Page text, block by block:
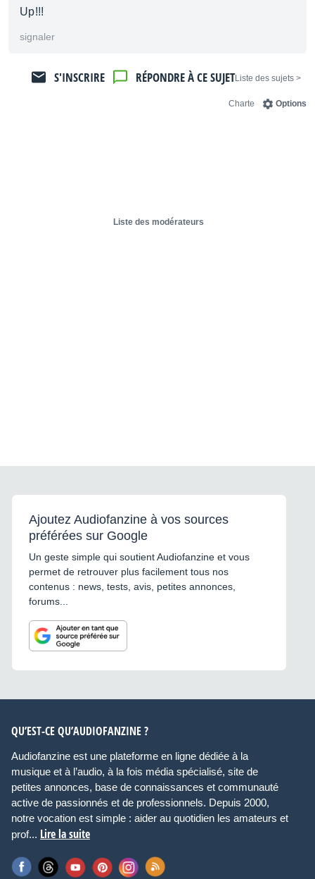
Up!!!
signaler
< Liste des sujets
RÉPONDRE À CE SUJET
S'INSCRIRE
Options
Charte
Liste des modérateurs
Ajoutez Audiofanzine à vos sources
préférées sur Google
Un geste simple qui soutient Audiofanzine et vous
permet de retrouver plus facilement tous nos
contenus : news, tests, avis, petites annonces,
forums...
QU’EST-CE QU’AUDIOFANZINE ?
Audiofanzine est une plateforme en ligne dédiée à la
musique et à l’audio, à la fois média spécialisé, site de
petites annonces, base de connaissances et communauté
active de passionnés et de professionnels. Depuis 2000,
notre vocation est simple : aider au quotidien les amateurs et
prof... Lire la suite